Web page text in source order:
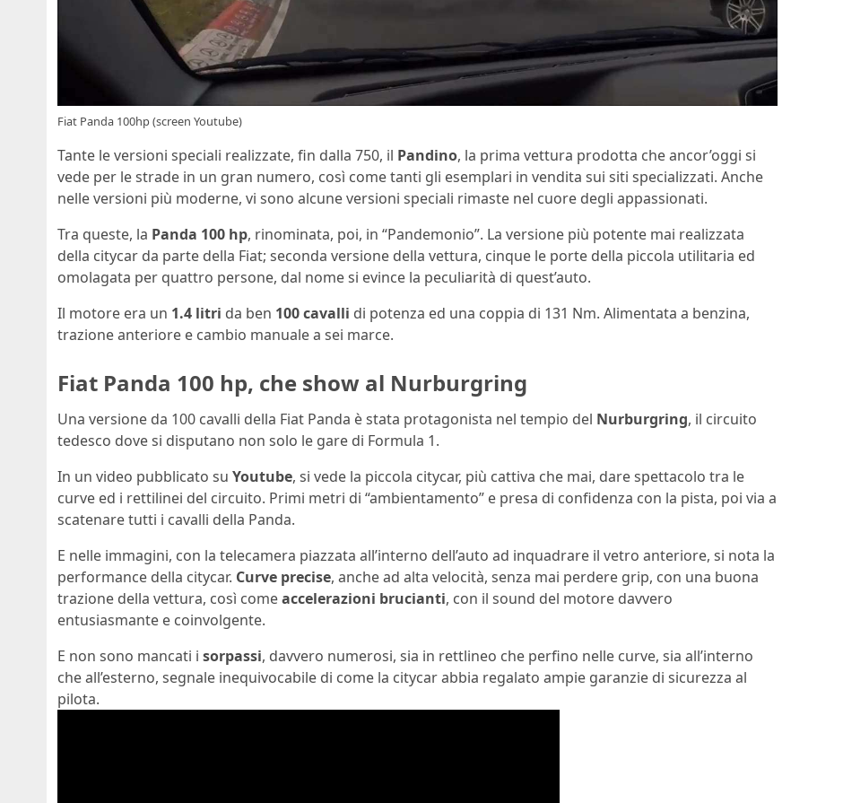
Fiat Panda 100hp (screen Youtube)
Tante le versioni speciali realizzate, fin dalla 750, il Pandino, la prima vettura prodotta che ancor’oggi si
vede per le strade in un gran numero, così come tanti gli esemplari in vendita sui siti specializzati. Anche
nelle versioni più moderne, vi sono alcune versioni speciali rimaste nel cuore degli appassionati.
Tra queste, la Panda 100 hp, rinominata, poi, in “Pandemonio”. La versione più potente mai realizzata
della citycar da parte della Fiat; seconda versione della vettura, cinque le porte della piccola utilitaria ed
omolagata per quattro persone, dal nome si evince la peculiarità di quest’auto.
Il motore era un 1.4 litri da ben 100 cavalli di potenza ed una coppia di 131 Nm. Alimentata a benzina,
trazione anteriore e cambio manuale a sei marce.
Fiat Panda 100 hp, che show al Nurburgring
Una versione da 100 cavalli della Fiat Panda è stata protagonista nel tempio del Nurburgring, il circuito
tedesco dove si disputano non solo le gare di Formula 1.
In un video pubblicato su Youtube, si vede la piccola citycar, più cattiva che mai, dare spettacolo tra le
curve ed i rettilinei del circuito. Primi metri di “ambientamento” e presa di confidenza con la pista, poi via a
scatenare tutti i cavalli della Panda.
E nelle immagini, con la telecamera piazzata all’interno dell’auto ad inquadrare il vetro anteriore, si nota la
performance della citycar. Curve precise, anche ad alta velocità, senza mai perdere grip, con una buona
trazione della vettura, così comeaccelerazioni brucianti, con il sound del motore davvero
entusiasmante e coinvolgente.
E non sono mancati i sorpassi, davvero numerosi, sia in rettlineo che perfino nelle curve, sia all’interno
che all’esterno, segnale inequivocabile di come la citycar abbia regalato ampie garanzie di sicurezza al
pilota.